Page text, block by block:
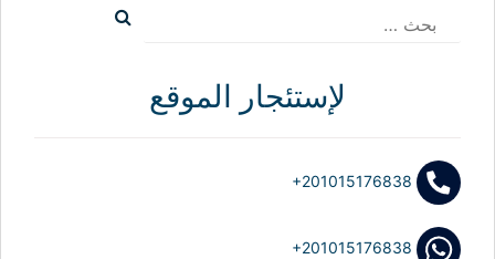
البحث
لإستئجار الموقع
+201015176838
+201015176838